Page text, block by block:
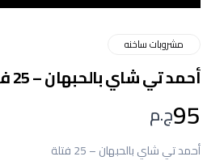
مشروبات ساخنه
أحمد تي شاي بالحبهان – 25 فتلة
95ج.م
أحمد تي شاي بالحبهان – 25 فتلة